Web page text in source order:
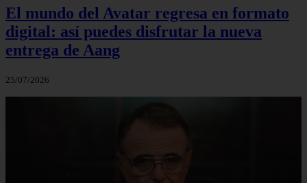
El mundo del Avatar regresa en formato
digital: así puedes disfrutar la nueva
entrega de Aang
25/07/2026